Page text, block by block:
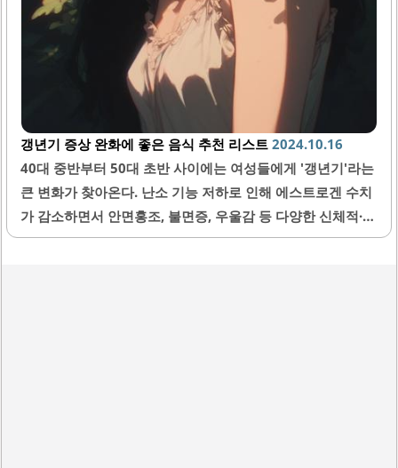
갱년기 증상 완화에 좋은 음식 추천 리스트 2024.10.16
40대 중반부터 50대 초반 사이에는 여성들에게 '갱년기'라는
큰 변화가 찾아온다. 난소 기능 저하로 인해 에스트로겐 수치
가 감소하면서 안면홍조, 불면증, 우울감 등 다양한 신체적·정
신적 문제들이 발생한다. 이러한 시기에는 건강한 식습관 유